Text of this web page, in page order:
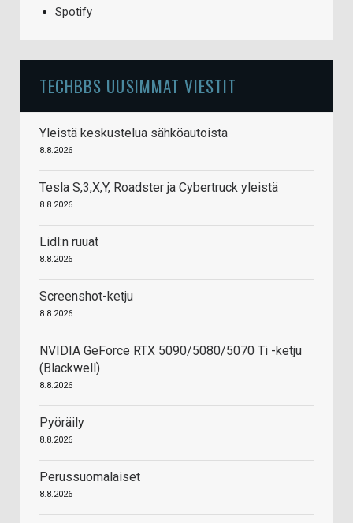
Spotify
TECHBBS UUSIMMAT VIESTIT
Yleistä keskustelua sähköautoista
8.8.2026
Tesla S,3,X,Y, Roadster ja Cybertruck yleistä
8.8.2026
Lidl:n ruuat
8.8.2026
Screenshot-ketju
8.8.2026
NVIDIA GeForce RTX 5090/5080/5070 Ti -ketju
(Blackwell)
8.8.2026
Pyöräily
8.8.2026
Perussuomalaiset
8.8.2026